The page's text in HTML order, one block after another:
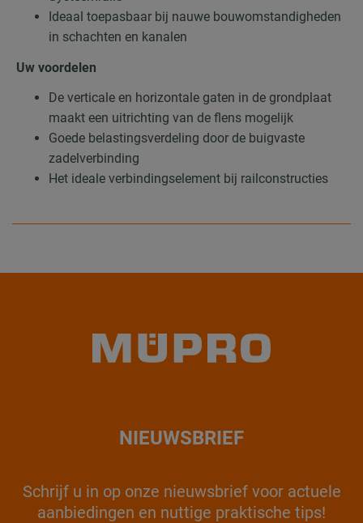
Ideaal toepasbaar bij nauwe bouwomstandigheden
in schachten en kanalen
Uw voordelen
De verticale en horizontale gaten in de grondplaat
maakt een uitrichting van de flens mogelijk
Goede belastingsverdeling door de buigvaste
zadelverbinding
Het ideale verbindingselement bij railconstructies
NIEUWSBRIEF
Schrijf u in op onze nieuwsbrief voor actuele
aanbiedingen en nuttige praktische tips!